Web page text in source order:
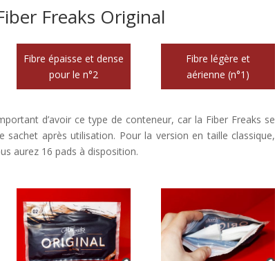
Freaks Original
Fibre épaisse et dense
pour le n°2
Fibre légère et
aérienne (n°1)
d’avoir ce type de conteneur, car la Fiber Freaks se
après utilisation. Pour la version en taille classique,
aurez 16 pads à disposition.